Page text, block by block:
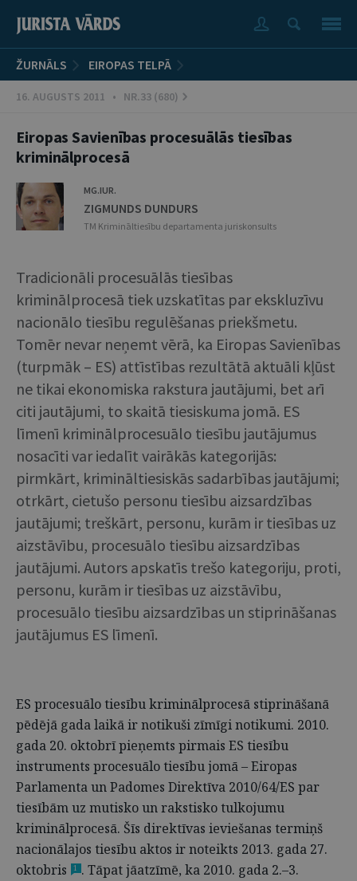
ŽURNĀLS EIROPAS TELPĀ
16. AUGUSTS 2011 • NR.33 (680)
Eiropas Savienības procesuālās tiesības
kriminālprocesā
MG.IUR.
ZIGMUNDS DUNDURS
TM Krimināltiesību departamenta juriskonsults
Tradicionāli procesuālās tiesības
kriminālprocesā tiek uzskatītas par ekskluzīvu
nacionālo tiesību regulēšanas priekšmetu.
Tomēr nevar neņemt vērā, ka Eiropas Savienības
(turpmāk – ES) attīstības rezultātā aktuāli kļūst
ne tikai ekonomiska rakstura jautājumi, bet arī
citi jautājumi, to skaitā tiesiskuma jomā. ES
līmenī kriminālprocesuālo tiesību jautājumus
nosacīti var iedalīt vairākās kategorijās:
pirmkārt, krimināltiesiskās sadarbības jautājumi;
otrkārt, cietušo personu tiesību aizsardzības
jautājumi; treškārt, personu, kurām ir tiesības uz
aizstāvību, procesuālo tiesību aizsardzības
jautājumi. Autors apskatīs trešo kategoriju, proti,
personu, kurām ir tiesības uz aizstāvību,
procesuālo tiesību aizsardzības un stiprināšanas
jautājumus ES līmenī.
ES procesuālo tiesību kriminālprocesā stiprināšanā
pēdējā gada laikā ir notikuši zīmīgi notikumi. 2010.
gada 20. oktobrī pieņemts pirmais ES tiesību
instruments procesuālo tiesību jomā – Eiropas
Parlamenta un Padomes Direktīva 2010/64/ES par
tiesībām uz mutisko un rakstisko tulkojumu
kriminālprocesā. Šīs direktīvas ieviešanas termiņš
nacionālajos tiesību aktos ir noteikts 2013. gada 27.
oktobris
1 . Tāpat jāatzīmē, ka 2010. gada 2.–3.